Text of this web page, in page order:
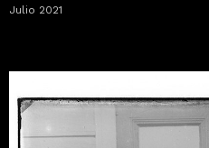
Julio 2021